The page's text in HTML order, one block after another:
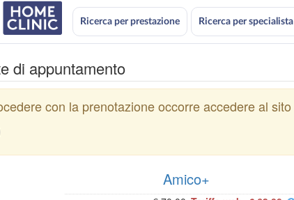
Ricerca per prestazione Ricerca per specialista
di appuntamento
con la prenotazione occorre accedere al sito
Amico+